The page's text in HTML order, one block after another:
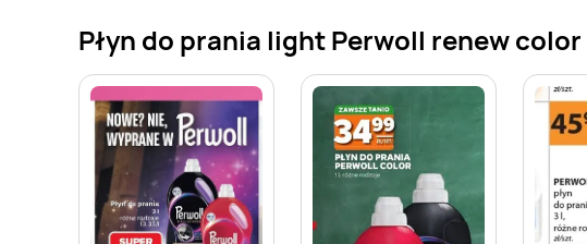
Płyn do prania light Perwoll renew